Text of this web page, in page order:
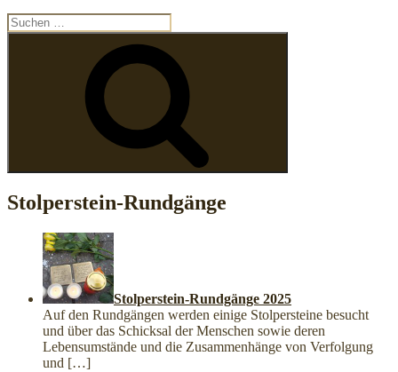
Suchen
nach:
Stolperstein-Rundgänge
Stolperstein-Rundgänge 2025
Auf den Rundgängen werden einige Stolpersteine besucht
und über das Schicksal der Menschen sowie deren
Lebensumstände und die Zusammenhänge von Verfolgung
und […]